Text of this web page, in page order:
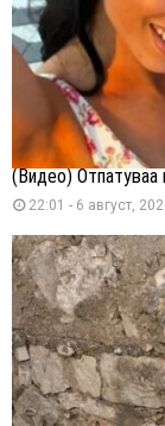
(Видео) Отпатуваа
22:01 - 6 август,